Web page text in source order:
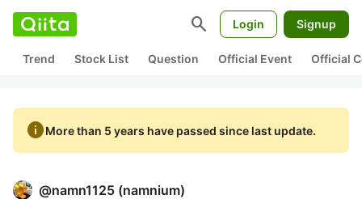
search Login Signup
Trend Stock List Question Official Event Official
infoMore than 5 years have passed since last update.
@namn1125 (namnium)